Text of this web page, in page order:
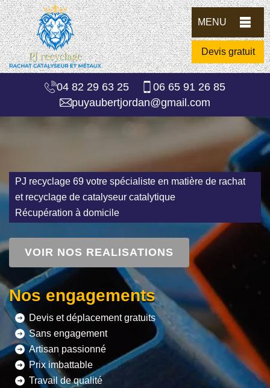
MENU
Devis gratuit
04 82 29 63 25
06 65 91 26 85
puyaubertjordan@gmail.com
PJ recyclage 69 votre spécialiste en matière de rachat
et recyclage de catalyseur catalytique
Récupération à domicile
VOIR NOS REALISATIONS
Nos engagements
Devis et déplacement gratuits
Sans engagement
Artisan passionné
Prix imbattable
Travail de qualité